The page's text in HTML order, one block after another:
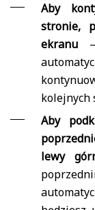
Aby
stronie,
ekranu
kolejnych
Aby
lewy